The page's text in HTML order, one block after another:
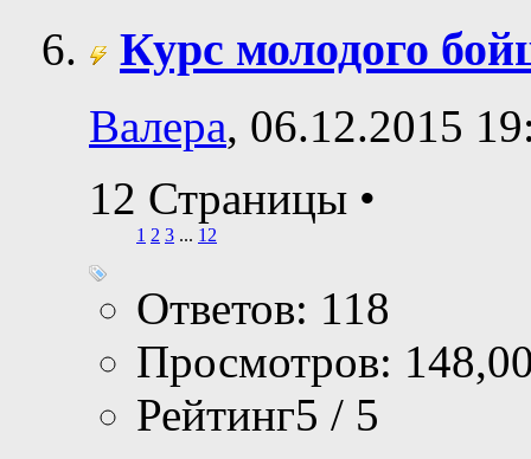
Курс молодого
Валера, 06.12.2015
12 Страницы •
1 2 3 ... 12
Ответов: 118
Просмотров:
Рейтинг5 / 5